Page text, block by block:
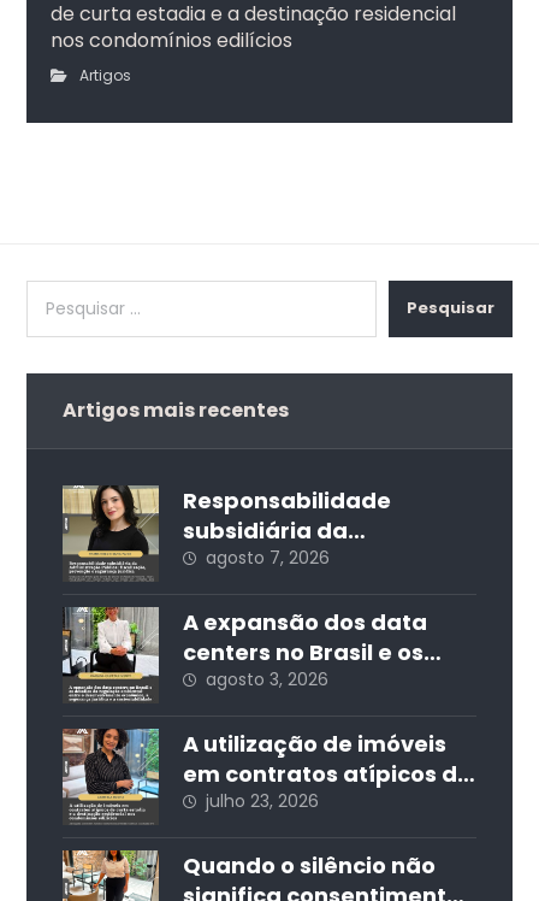
de curta estadia e a destinação residencial
nos condomínios edilícios
Artigos
Pesquisar
Artigos mais recentes
Responsabilidade
subsidiária da
Administração Pública:
fiscalização, prevenção
e segurança jurídica
agosto 7, 2026
A expansão dos data
centers no Brasil e os
desafios da regulação
ambiental: entre o
desenvolvimento
econômico, a segurança
jurídica e a
sustentabilidade
agosto 3, 2026
A utilização de imóveis
em contratos atípicos de
curta estadia e a
destinação residencial
nos condomínios
edilícios
julho 23, 2026
Quando o silêncio não